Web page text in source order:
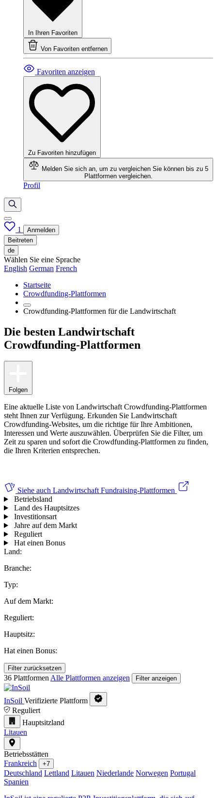
In Ihren Favoriten
Von Favoriten entfernen
Favoriten anzeigen
Zu Favoriten hinzufügen
Melden Sie sich an, um zu vergleichen Sie können bis zu 5
Plattformen vergleichen.
Profil
1
Anmelden
Beitreten
de
Wählen Sie eine Sprache
English German French
Startseite
Crowdfunding-Plattformen
Crowdfunding-Plattformen für die Landwirtschaft
Die besten Landwirtschaft
Crowdfunding-Plattformen
Folgen
Eine aktuelle Liste von Landwirtschaft Crowdfunding-Plattformen
steht Ihnen zur Verfügung. Erkunden Sie Landwirtschaft
Crowdfunding-Websites, um die richtige für Ihre Ambitionen,
Interessen und Werte auszuwählen. Überprüfen Sie die Filter, um
Zeit zu sparen und sofort die Crowdfunding-Plattformen zu finden,
die Ihren Kriterien entsprechen.
Siehe auch Landwirtschaft Fundraising-Plattformen
Betriebsland
Land des Hauptsitzes
Investitionsart
Jahre auf dem Markt
Reguliert
Hat einen Bonus
Land:
Branche:
Typ:
Auf dem Markt:
Reguliert:
Hauptsitz:
Hat einen Bonus:
Filter zurücksetzen
36 Plattformen Alle Plattformen anzeigen Filter anzeigen
InSoil Verifizierte Plattform
Reguliert
Hauptsitzland
Litauen
Betriebsstätten
Frankreich
+7
Deutschland Lettland Litauen Niederlande Norwegen Portugal
Spanien